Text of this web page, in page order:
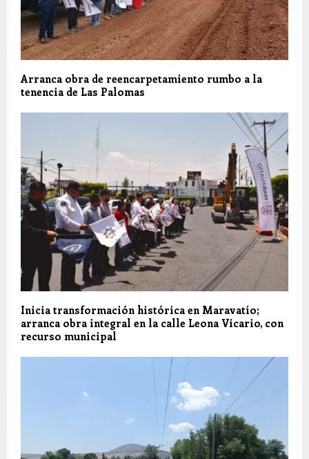
Arranca obra de reencarpetamiento rumbo a la
tenencia de Las Palomas
Inicia transformación histórica en Maravatío;
arranca obra integral en la calle Leona Vicario, con
recurso municipal